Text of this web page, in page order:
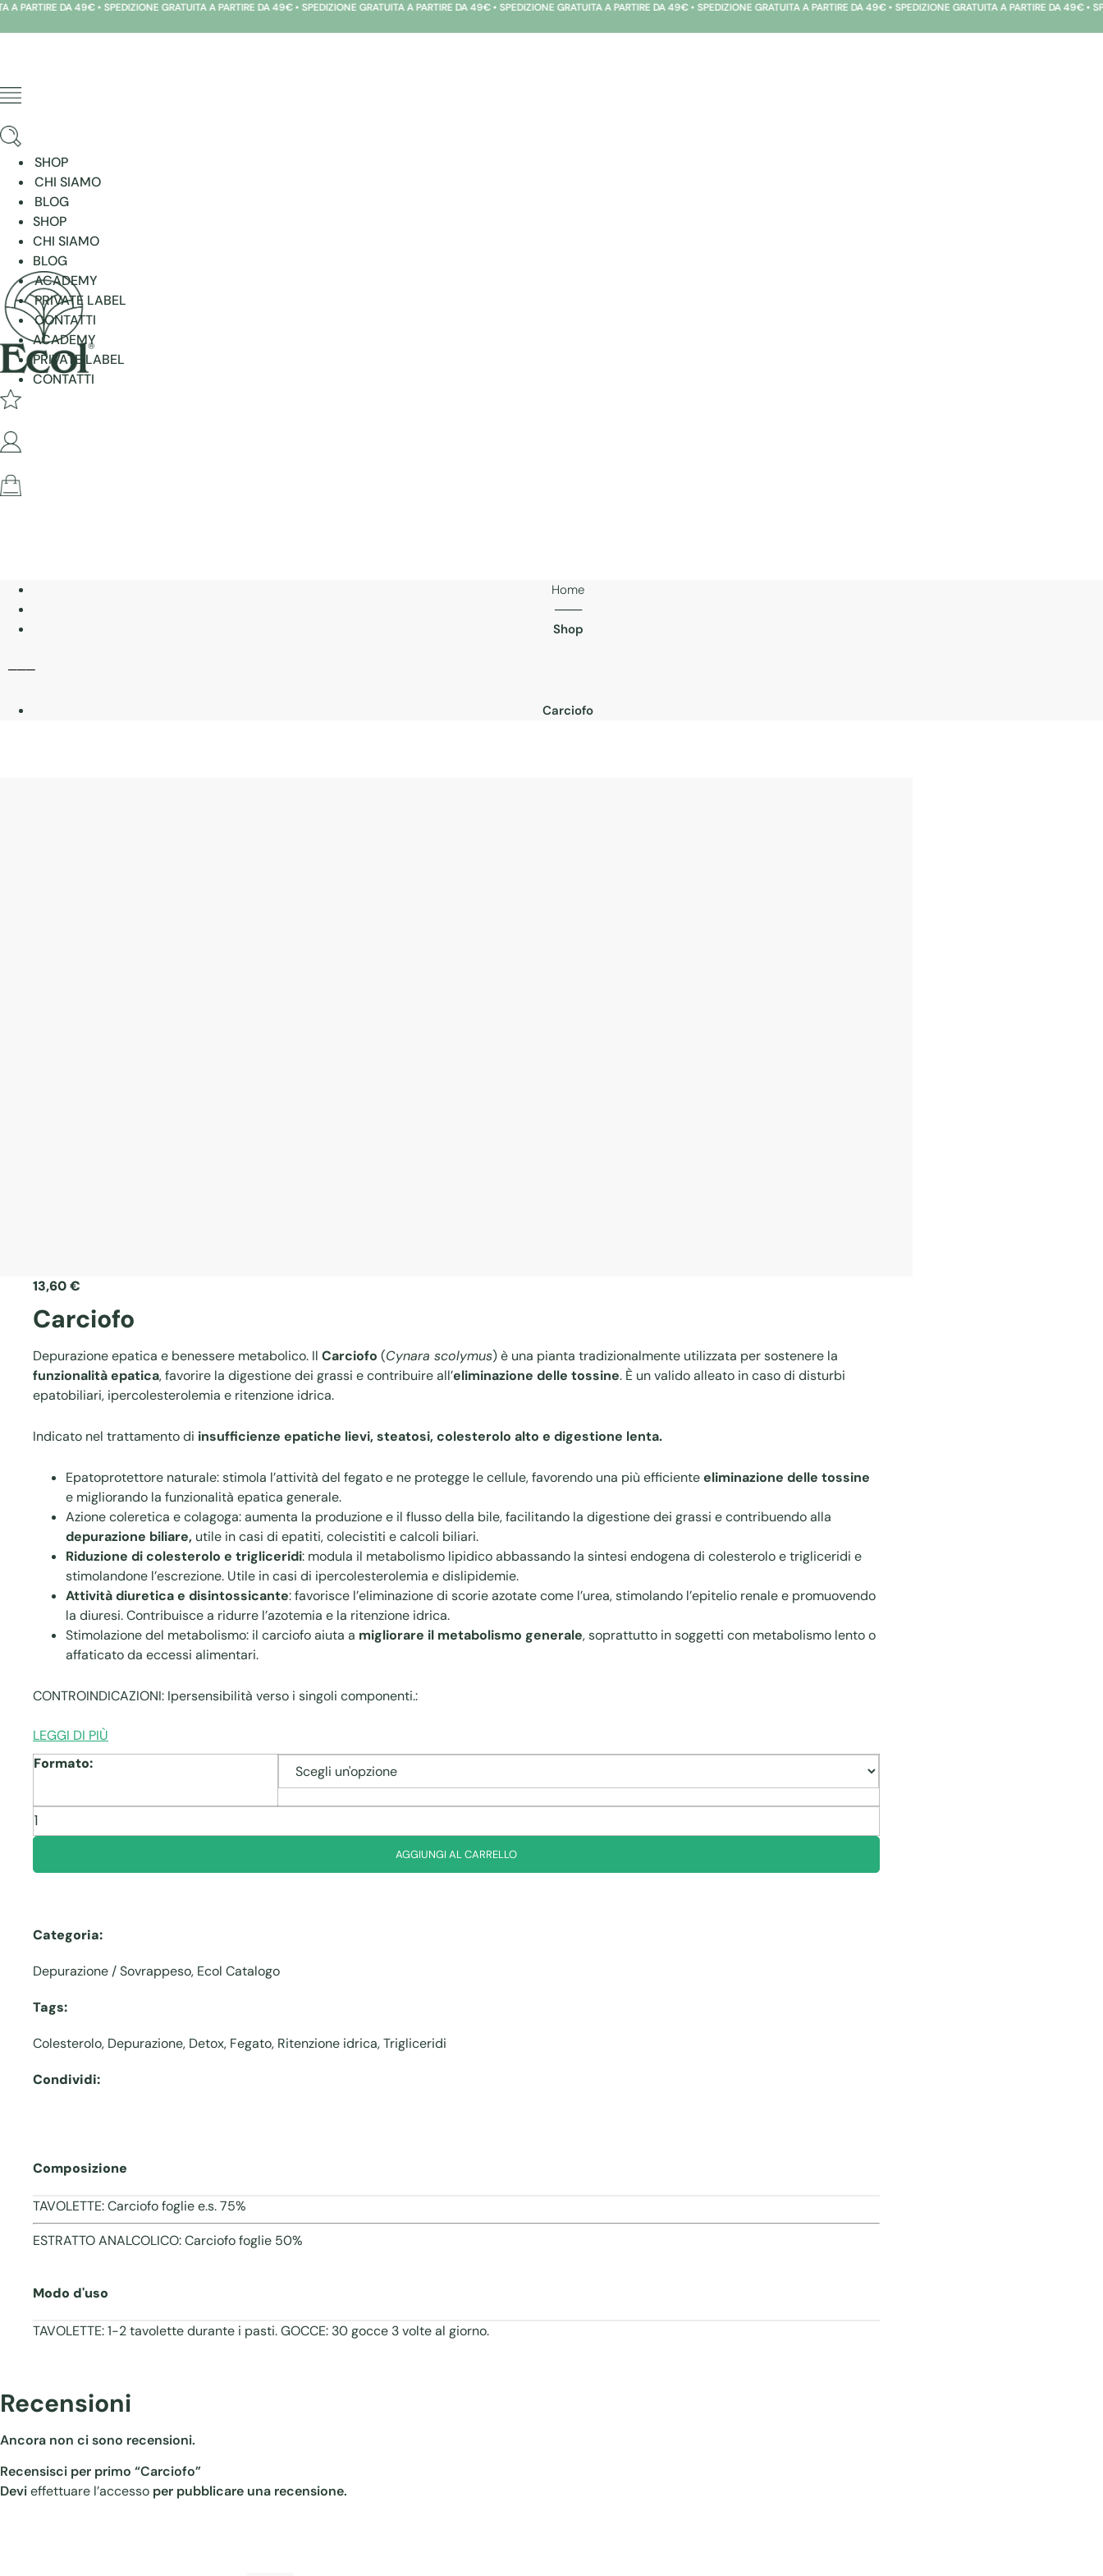
Vai
al
DA 49€ • SPEDIZIONE GRATUITA A PARTIRE DA 49€ • SPEDIZIONE GRATUITA A PARTIRE DA 49€ • SPEDIZIONE GRATUITA A PARTIRE DA 49€ • SPEDIZIONE GRATUITA A PARTIRE DA 49€ • SPEDIZIONE GRATUITA A PARTIRE DA 49€ •
SHOP
CHI SIAMO
BLOG
SHOP
CHI SIAMO
BLOG
ACADEMY
PRIVATE LABEL
CONTATTI
ACADEMY
PRIVATE LABEL
CONTATTI
Home
───
Shop
───
Carciofo
13,60€
Carciofo
Depurazione epatica e benessere metabolico. Il Carciofo (Cynara scolymus) è una pianta tradizionalmente utilizzata per sostenere la
funzionalità epatica, favorire la digestione dei grassi e contribuire all’eliminazione delle tossine. È un valido alleato in caso di disturbi
epatobiliari, ipercolesterolemia e ritenzione idrica.
Indicato nel trattamento di insufficienze epatiche lievi, steatosi, colesterolo alto e digestione lenta.
Epatoprotettore naturale: stimola l’attività del fegato e ne protegge le cellule, favorendo una più efficienteeliminazione delle tossine
e migliorando la funzionalità epatica generale.
Azione coleretica e colagoga: aumenta la produzione e il flusso della bile, facilitando la digestione dei grassi e contribuendo alla
depurazione biliare, utile in casi di epatiti, colecistiti e calcoli biliari.
Riduzione di colesterolo e trigliceridi: modula il metabolismo lipidico abbassando la sintesi endogena di colesterolo e trigliceridi e
stimolandone l’escrezione. Utile in casi di ipercolesterolemia e dislipidemie.
Attività diuretica e disintossicante: favorisce l’eliminazione di scorie azotate come l’urea, stimolando l’epitelio renale e promuovendo
la diuresi. Contribuisce a ridurre l’azotemia e la ritenzione idrica.
Stimolazione del metabolismo: il carciofo aiuta a migliorare il metabolismo generale, soprattutto in soggetti con metabolismo lento o
affaticato da eccessi alimentari.
CONTROINDICAZIONI: Ipersensibilità verso i singoli componenti.:
LEGGI DI PIÙ
Formato:
Carciofo
quantità
AGGIUNGI AL CARRELLO
Categoria:
Depurazione / Sovrappeso, Ecol Catalogo
Tags:
Colesterolo, Depurazione, Detox, Fegato, Ritenzione idrica,Trigliceridi
Condividi:
Composizione
TAVOLETTE: Carciofo foglie e.s. 75%
ESTRATTO ANALCOLICO: Carciofo foglie 50%
Modo d'uso
TAVOLETTE: 1-2 tavolette durante i pasti. GOCCE: 30 gocce 3 volte al giorno.
Recensioni
Ancora non ci sono recensioni.
Recensisci per primo “Carciofo”
Devieffettuare l’accesso per pubblicare una recensione.